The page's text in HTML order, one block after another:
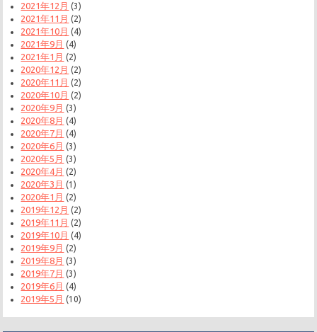
2021年12月 (3)
2021年11月 (2)
2021年10月 (4)
2021年9月 (4)
2021年1月 (2)
2020年12月 (2)
2020年11月 (2)
2020年10月 (2)
2020年9月 (3)
2020年8月 (4)
2020年7月 (4)
2020年6月 (3)
2020年5月 (3)
2020年4月 (2)
2020年3月 (1)
2020年1月 (2)
2019年12月 (2)
2019年11月 (2)
2019年10月 (4)
2019年9月 (2)
2019年8月 (3)
2019年7月 (3)
2019年6月 (4)
2019年5月 (10)